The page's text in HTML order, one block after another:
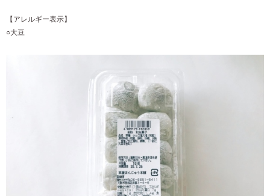
【アレルギー表示】
○大豆